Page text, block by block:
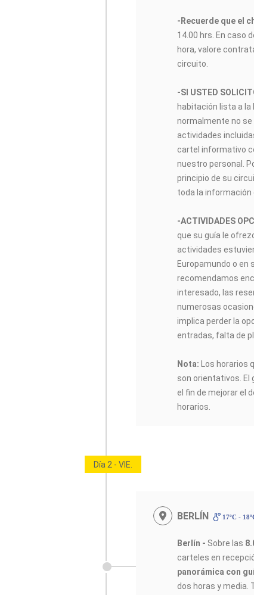
-Recuerde que el
14.00 hrs. En caso
hora, valore
circuito.
-SI USTED
habitación lista a la
normalmente no
actividades
cartel informativo
nuestro personal.
principio de su
toda la información
-ACTIVIDADES
que su guía le
actividades
Europamundo o en
recomendamos
interesado, las
numerosas
implica perder la
entradas, falta de
Nota: Los horarios
son orientativos. El
el fin de mejorar el
horarios.
Día 2 - VIE.
BERLÍN 17ºC -
Berlín - Sobre las
carteles en
panorámica con
dos horas y media.